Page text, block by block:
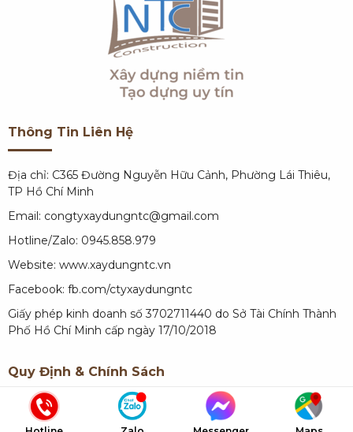
Thông Tin Liên Hệ
Địa chỉ: C365 Đường Nguyễn Hữu Cảnh, Phường Lái Thiêu,
TP Hồ Chí Minh
Email: congtyxaydungntc@gmail.com
Hotline/Zalo: 0945.858.979
Website: www.xaydungntc.vn
Facebook: fb.com/ctyxaydungntc
Giấy phép kinh doanh số 3702711440 do Sở Tài Chính Thành
Phố Hồ Chí Minh cấp ngày 17/10/2018
Quy Định & Chính Sách
Quy định về thanh toán